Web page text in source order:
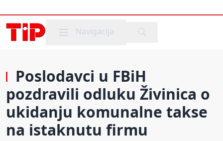
Mobile menu
Navigacija
Poslodavci u FBiH
pozdravili odluku Živinica o
ukidanju komunalne takse
na istaknutu firmu